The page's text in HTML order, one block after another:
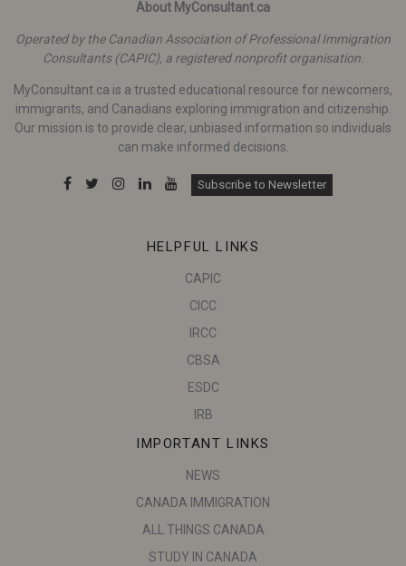
About MyConsultant.ca
Operated by the Canadian Association of Professional Immigration
Consultants (CAPIC), a registered nonprofit organisation.
MyConsultant.ca is a trusted educational resource for newcomers,
immigrants, and Canadians exploring immigration and citizenship.
Our mission is to provide clear, unbiased information so individuals
can make informed decisions.
Subscribe to Newsletter
HELPFUL LINKS
CAPIC
CICC
IRCC
CBSA
ESDC
IRB
IMPORTANT LINKS
NEWS
CANADA IMMIGRATION
ALL THINGS CANADA
STUDY IN CANADA